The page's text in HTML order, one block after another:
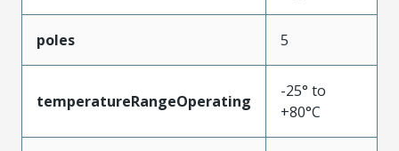
poles 5
temperatureRangeOperating
-25° to
+80°C